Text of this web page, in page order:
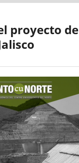
proyecto de